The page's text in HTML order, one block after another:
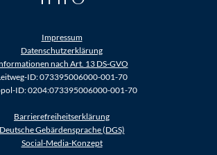
Impressum
Datenschutzerklärung
nach Art. 13 DS-GVO
ID: 073395006000-001-70
ID: 0204:073395006000-001-70
Barrierefreiheitserklärung
Deutsche Gebärdensprache (DGS)
Social-Media-Konzept